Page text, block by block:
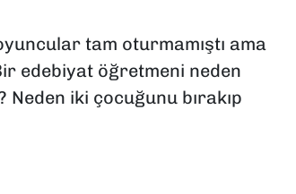
tam oturmamıştı ama
edebiyat öğretmeni neden
Neden iki çocuğunu bırakıp